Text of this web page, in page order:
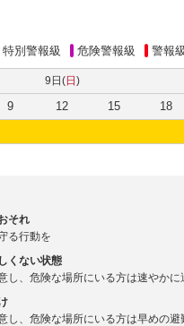
特別警報級 危険警報級 警報級
9日(日)
9 12 15 18
それ
る行動を
くない状態
し、危険な場所にいる方は速やかに
し、危険な場所にいる方は早めの避